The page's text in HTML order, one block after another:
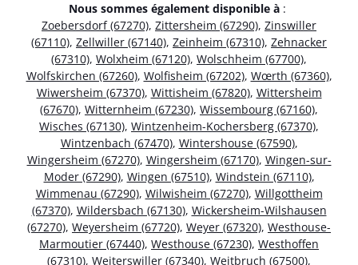
Nous sommes également disponible à :
Zoebersdorf (67270), Zittersheim (67290), Zinswiller
(67110), Zellwiller (67140), Zeinheim (67310), Zehnacker
(67310), Wolxheim (67120), Wolschheim (67700),
Wolfskirchen (67260), Wolfisheim (67202), Wœrth (67360),
Wiwersheim (67370), Wittisheim (67820), Wittersheim
(67670), Witternheim (67230), Wissembourg (67160),
Wisches (67130), Wintzenheim-Kochersberg (67370),
Wintzenbach (67470), Wintershouse (67590),
Wingersheim (67270), Wingersheim (67170), Wingen-sur-
Moder (67290), Wingen (67510), Windstein (67110),
Wimmenau (67290), Wilwisheim (67270), Willgottheim
(67370), Wildersbach (67130), Wickersheim-Wilshausen
(67270), Weyersheim (67720), Weyer (67320), Westhouse-
Marmoutier (67440), Westhouse (67230), Westhoffen
(67310), Weiterswiller (67340), Weitbruch (67500),